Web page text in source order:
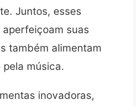
Juntos, esses
suas
também alimentam
música.
inovadoras,